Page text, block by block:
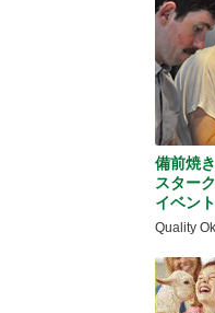
備前焼
スター
イベント
Quality